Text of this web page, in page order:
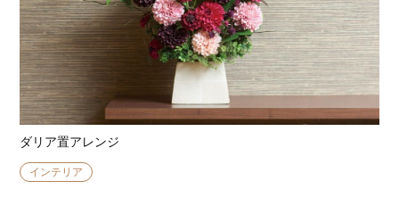
ダリア置アレンジ
インテリア